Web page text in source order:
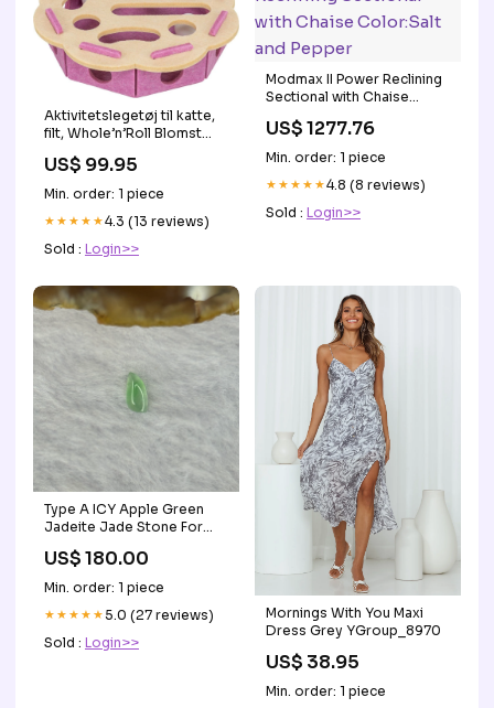
Aktivitetslegetøj til katte,
filt, Whole’n’Roll Blomst
US$ 99.95
Min. order: 1 piece
★★★★★4.3 (13 reviews)
Sold : Login>>
Modmax II Power Reclining
Sectional with Chaise
US$ 1277.76
Min. order: 1 piece
★★★★★4.8 (8 reviews)
Sold : Login>>
Type A ICY Apple Green
Jadeite Jade Stone For
2.1mm hk18and19
US$ 180.00
Min. order: 1 piece
★★★★★5.0 (27 reviews)
Sold : Login>>
Mornings With You Maxi
Dress Grey YGroup_8970
US$ 38.95
Min. order: 1 piece